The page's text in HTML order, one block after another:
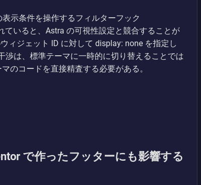
示条件を操作するフィルターフック
ていると、Astra の可視性設定と競合することが
ィジェット ID に対して display: none を指定し
渉は、標準テーマに一時的に切り替えることでは
のコードを直接精査する必要がある。
で作ったフッターにも影響する